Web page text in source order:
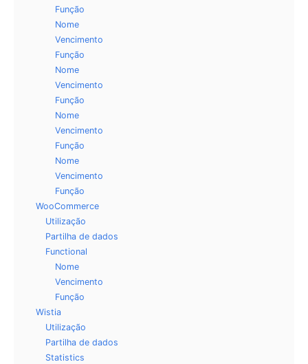
Função
Nome
Vencimento
Função
Nome
Vencimento
Função
Nome
Vencimento
Função
Nome
Vencimento
Função
WooCommerce
Utilização
Partilha de dados
Functional
Nome
Vencimento
Função
Wistia
Utilização
Partilha de dados
Statistics